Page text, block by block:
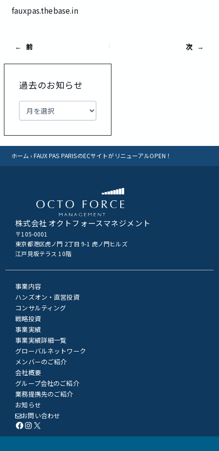
過去のお知らせ
ア
イ
ブ
fauxpas.thebase.in
前 次
ホーム ›FAUX PAS PARISのECサイトがリニューアルOPEN！
株式会社 オクトフォースマネジメント
〒105-0001
東京都港区虎ノ門 2丁目 9-1 虎ノ門ヒルズ
江戸見坂テラス 10階
事業内容
ハンズオン・直営投資
コンサルティング
戦略投資
事業実績
事業実績詳細一覧
グローバルネットワーク
メンバーのご紹介
会社概要
グループ会社のご紹介
業務提携先のご紹介
お知らせ
お問い合わせ